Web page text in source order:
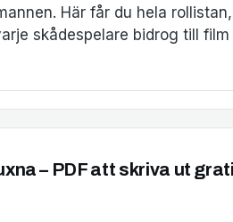
Här får du hela
skådespelare bidrog till
– PDF att skriva ut